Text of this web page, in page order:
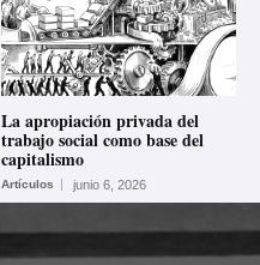
La apropiación privada del
trabajo social como base del
capitalismo
Artículos junio 6, 2026